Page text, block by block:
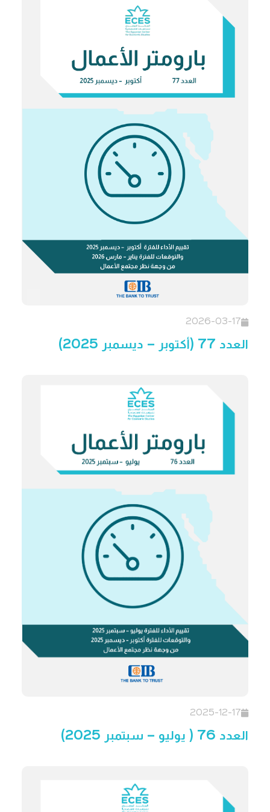
2026-03-17
العدد 77 (أكتوبر – ديسمبر 2025)
2025-12-17
العدد 76 ( يوليو – سبتمبر 2025)